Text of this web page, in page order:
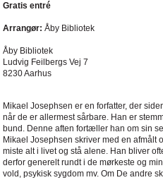
Gratis entré
Arrangør: Åby Bibliotek
Åby Bibliotek
Ludvig Feilbergs Vej 7
8230 Aarhus
Mikael Josephsen er en forfatter, der
når de er allermest sårbare. Han er
bund. Denne aften fortæller han om sin
Mikael Josephsen skriver med en
miste alt i livet og stå alene. Han bliver
derfor generelt rundt i de mørkeste og
vold, psykisk sygdom mv. Om De andre